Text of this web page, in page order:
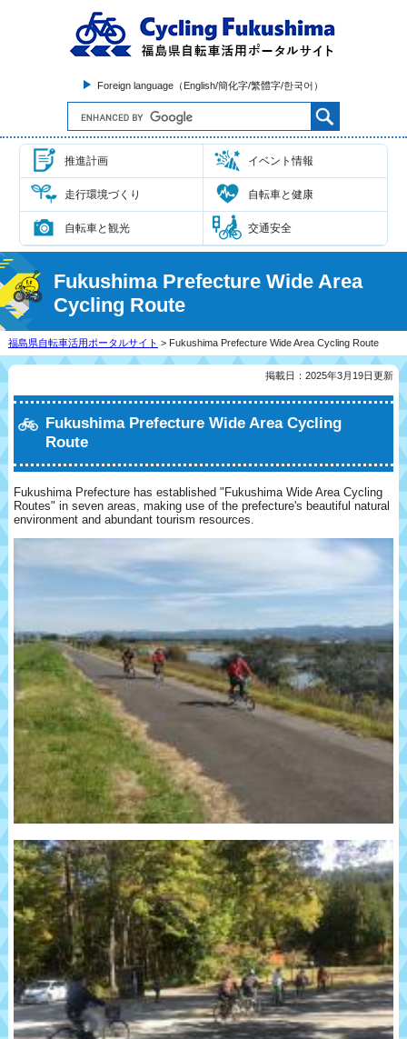
Foreign language（English/簡化字/繁體字/한국어）
推進計画 イベント情報
走行環境づくり 自転車と健康
自転車と観光 交通安全
Fukushima Prefecture Wide Area
Cycling Route
福島県自転車活用ポータルサイト > Fukushima Prefecture Wide Area Cycling Route
掲載日：2025年3月19日更新
Fukushima Prefecture Wide Area Cycling
Route
Fukushima Prefecture has established "Fukushima Wide Area Cycling
Routes" in seven areas, making use of the prefecture's beautiful natural
environment and abundant tourism resources.